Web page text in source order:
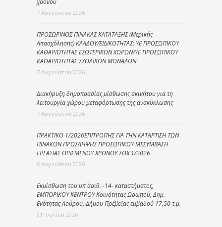
7 Αυγούστου 2026
ΠΡΟΣΩΡΙΝΟΣ ΠΙΝΑΚΑΣ ΚΑΤΑΤΑΞΗΣ (Μερικής
Απασχόλησης) ΚΛΑΔΟΥ/ΕΙΔΙΚΟΤΗΤΑΣ: ΥΕ ΠΡΟΣΩΠΙΚΟΥ
ΚΑΘΑΡΙΟΤΗΤΑΣ ΕΣΩΤΕΡΙΚΩΝ ΧΩΡΩΝ/ΥΕ ΠΡΟΣΩΠΙΚΟΥ
ΚΑΘΑΡΙΟΤΗΤΑΣ ΣΧΟΛΙΚΩΝ ΜΟΝΑΔΩΝ
7 Αυγούστου 2026
Διακήρυξη δημοπρασίας μίσθωσης ακινήτου για τη
λειτουργία χώρου μεταφόρτωσης της ανακύκλωσης
7 Αυγούστου 2026
ΠΡΑΚΤΙΚΟ 1/2026ΕΠΙΤΡΟΠΗΣ ΓΙΑ ΤΗΝ ΚΑΤΑΡΤΙΣΗ ΤΩΝ
ΠΙΝΑΚΩΝ ΠΡΟΣΛΗΨΗΣ ΠΡΟΣΩΠΙΚΟΥ ΜΕΣΥΜΒΑΣΗ
ΕΡΓΑΣΙΑΣ ΟΡΙΣΜΕΝΟΥ ΧΡΟΝΟΥ ΣΟΧ 1/2026
6 Αυγούστου 2026
Εκμίσθωση του υπ΄ αριθ. -14- καταστήματος,
ΕΜΠΟΡΙΚΟΥ ΚΕΝΤΡΟΥ Κοινότητας Ωρωπού, Δημ.
Ενότητας Λούρου, Δήμου Πρέβεζας εμβαδού 17,50 τ.μ.
31 Ιουλίου 2026